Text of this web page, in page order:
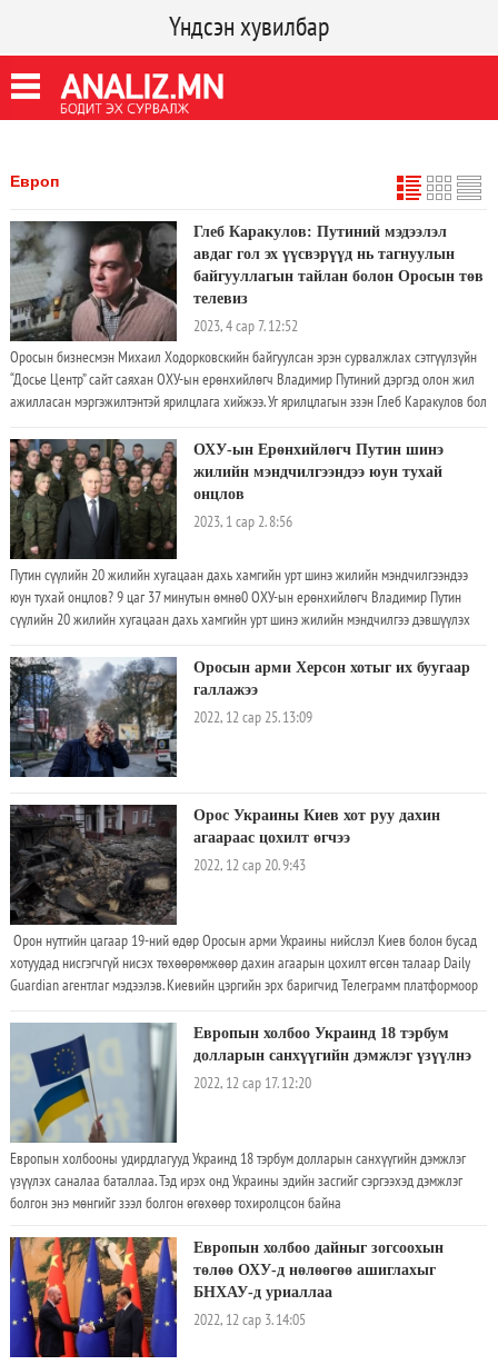
Үндсэн хувилбар
Европ
Глеб Каракулов: Путиний мэдээлэл
авдаг гол эх үүсвэрүүд нь тагнуулын
байгууллагын тайлан болон Оросын төв
телевиз
2023, 4 сар 7. 12:52
Оросын бизнесмэн Михаил Ходорковскийн байгуулсан эрэн сурвалжлах сэтгүүлзүйн
“Досье Центр” сайт саяхан ОХУ-ын ерөнхийлөгч Владимир Путиний дэргэд олон жил
ажилласан мэргэжилтэнтэй ярилцлага хийжээ. Уг ярилцлагын эзэн Глеб Каракулов бол
хариуцдаг байсан хүн юм.Тэрээр 2009 оны аравдугаар сараас хойш ОХУ-ын
ерөнхийлөгчийг 180 гаруй удаа гадаад айлчлалд дагалдахдаа бүх харилцаа холбоо,
мэдээллийн урсгалыг хянаж, зохицуулдаг байжээ. Харин өнгөрсөн оны аравдугаар
сард Путинийг Казахстанд айлчлах үеэр Каракулов гэр бүлийн хамт Турк улс руу
зугтсан аж
ОХУ-ын Ерөнхийлөгч Путин шинэ
жилийн мэндчилгээндээ юун тухай
онцлов
2023, 1 сар 2. 8:56
Путин сүүлийн 20 жилийн хугацаан дахь хамгийн урт шинэ жилийн мэндчилгээндээ
юун тухай онцлов? 9 цаг 37 минутын өмнө0 ОХУ-ын ерөнхийлөгч Владимир Путин
сүүлийн 20 жилийн хугацаан дахь хамгийн урт шинэ жилийн мэндчилгээ дэвшүүлэх
илэрхийлж энэхүү дайнд ялалт байгуулна гэдгээ амлав. Тэрээр энэ удаагийн шинэ
жилийн мэндчилгээ дэвшүүлэх үеэрээ хундагатай оргилуун дарс өргөн энэхүү дайны
төлөө хундага өргөхийг телевиз үзэгчдээс хүсчээ. Ерөнхийлөгч Путин орон нутгийн
цагаар 2022 оны 12-р сарын 31-ний өдөр шинэ оны мэндчилгээ дэвшүүлэхдээ
"Украины дайны талаарх ёс суртахууны болон түүхэн зөвтгөлийг ОХУ хангалттай
гаргаж чадна” хэмээн цохон тэмдэглэв
Оросын арми Херсон хотыг их буугаар
галлажээ
2022, 12 сар 25. 13:09
Орос Украины Киев хот руу дахин
агаараас цохилт өгчээ
2022, 12 сар 20. 9:43
Орон нутгийн цагаар 19-ний өдөр Оросын арми Украины нийслэл Киев болон бусад
хотуудад нисгэгчгүй нисэх төхөөрөмжөөр дахин агаарын цохилт өгсөн талаар Daily
Guardian агентлаг мэдээлэв. Киевийн цэргийн эрх баригчид Телеграмм платформоор
шөнө нийслэл хотын дээгүүр ажиглагдсан ба заримыг нь устгасан гэж тус мэдээнд
дурдсан байна. Киев хотын захирагч Олекси Кулева хэлэхдээ, энэ үеэр зарим нэг
чухал дэд бүтэц эвдэрч сүйдэн хоёр хүн шархадсан гэв. Энэхүү халдлага шөнийн
цагаар болсон бөгөөд агаарын дайралтын дохио 2:00 цагийн орчимд дуугарч эхэлсэн
байна
Европын холбоо Украинд 18 тэрбум
долларын санхүүгийн дэмжлэг үзүүлнэ
2022, 12 сар 17. 12:20
Европын холбооны удирдлагууд Украинд 18 тэрбум долларын санхүүгийн дэмжлэг
үзүүлэх саналаа баталлаа. Тэд ирэх онд Украины эдийн засгийг сэргээхэд дэмжлэг
болгон энэ мөнгийг зээл болгон өгөхөөр тохиролцсон байна
Европын холбоо дайныг зогсоохын
төлөө ОХУ-д нөлөөгөө ашиглахыг
БНХАУ-д уриаллаа
2022, 12 сар 3. 14:05